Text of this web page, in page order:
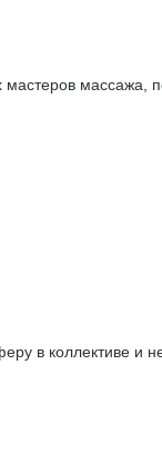
массажа,
в коллективе и не